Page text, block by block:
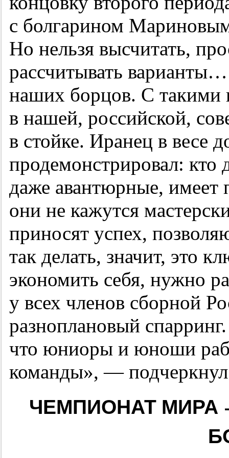
с болгарином
Но нельзя высчитать,
рассчитывать
наших борцов. С такими
в нашей, российской,
в стойке. Иранец в весе
продемонстрировал: кто
даже авантюрные,
они не кажутся
приносят успех,
так делать, значит, это
экономить себя, нужно
у всех членов сборной
разноплановый
что юниоры и юноши
команды», —
ЧЕМПИОНАТ МИРА